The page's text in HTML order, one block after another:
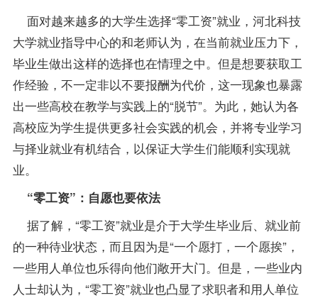
面对越来越多的大学生选择“零工资”就业，河北科技
大学就业指导中心的和老师认为，在当前就业压力下，
毕业生做出这样的选择也在情理之中。但是想要获取工
作经验，不一定非以不要报酬为代价，这一现象也暴露
出一些高校在教学与实践上的“脱节”。为此，她认为各
高校应为学生提供更多社会实践的机会，并将专业学习
与择业就业有机结合，以保证大学生们能顺利实现就
业。
“零工资”：自愿也要依法
据了解，“零工资”就业是介于大学生毕业后、就业前
的一种待业状态，而且因为是“一个愿打，一个愿挨”，
一些用人单位也乐得向他们敞开大门。但是，一些业内
人士却认为，“零工资”就业也凸显了求职者和用人单位